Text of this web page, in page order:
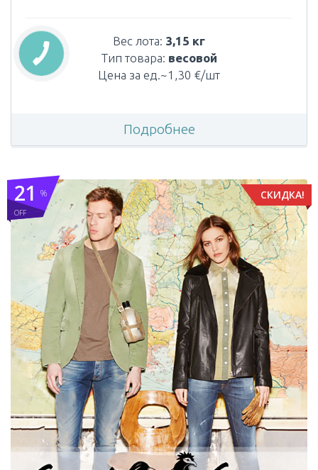
Вес лота: 3,15 кг
Тип товара: весовой
Цена за ед.~1,30 €/шт
Подробнее
СКИДКА!
%
OFF
21